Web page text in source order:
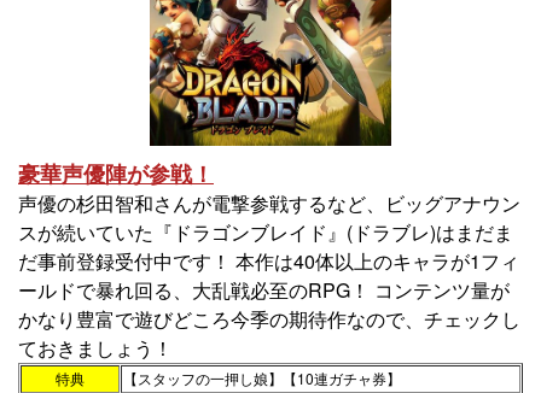
豪華声優陣が参戦！
声優の杉田智和さんが電撃参戦するなど、ビッグアナウン
スが続いていた『ドラゴンブレイド』(ドラブレ)はまだま
だ事前登録受付中です！ 本作は40体以上のキャラが1フィ
ールドで暴れ回る、大乱戦必至のRPG！ コンテンツ量が
かなり豊富で遊びどころ今季の期待作なので、チェックし
ておきましょう！
特典 【スタッフの一押し娘】【10連ガチャ券】